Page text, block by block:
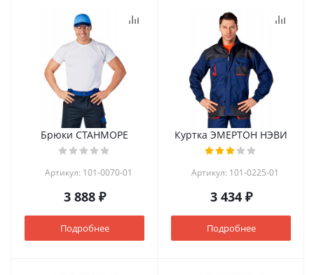
Брюки СТАНМОРЕ
Артикул: 101-0070-01
3 888 ₽
Подробнее
Куртка ЭМЕРТОН НЭВИ
Артикул: 101-0225-01
3 434 ₽
Подробнее